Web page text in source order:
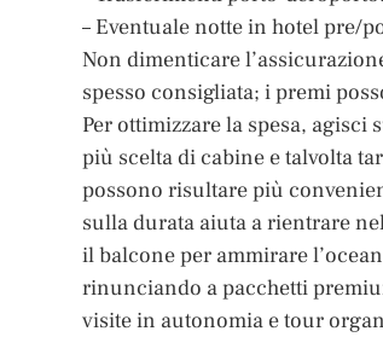
– Eventuale notte in hotel pre/
Non dimenticare
spesso consigliata; i premi
Per ottimizzare la spesa,
più scelta di cabine e talvolta
possono risultare più
sulla durata aiuta a rientrare
il balcone per ammirare
rinunciando a pacchetti
visite in autonomia e tour